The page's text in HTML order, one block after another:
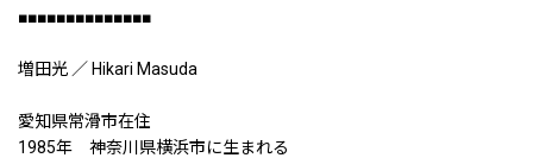
■■■■■■■■■■■■■■
増田光 ／ Hikari Masuda
愛知県常滑市在住
1985年 神奈川県横浜市に生まれる